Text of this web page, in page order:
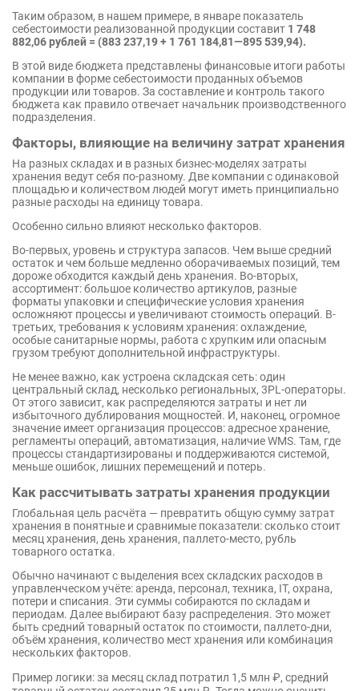
Таким образом, в нашем примере, в январе показатель
себестоимости реализованной продукции составит 1 748
882,06 рублей = (883 237,19 + 1 761 184,81—895 539,94).
В этой виде бюджета представлены финансовые итоги работы
компании в форме себестоимости проданных объемов
продукции или товаров. За составление и контроль такого
бюджета как правило отвечает начальник производственного
подразделения.
Факторы, влияющие на величину затрат хранения
На разных складах и в разных бизнес-моделях затраты
хранения ведут себя по-разному. Две компании с одинаковой
площадью и количеством людей могут иметь принципиально
разные расходы на единицу товара.
Особенно сильно влияют несколько факторов.
Во-первых, уровень и структура запасов. Чем выше средний
остаток и чем больше медленно оборачиваемых позиций, тем
дороже обходится каждый день хранения. Во-вторых,
ассортимент: большое количество артикулов, разные
форматы упаковки и специфические условия хранения
осложняют процессы и увеличивают стоимость операций. В-
третьих, требования к условиям хранения: охлаждение,
особые санитарные нормы, работа с хрупким или опасным
грузом требуют дополнительной инфраструктуры.
Не менее важно, как устроена складская сеть: один
центральный склад, несколько региональных, 3PL-операторы.
От этого зависит, как распределяются затраты и нет ли
избыточного дублирования мощностей. И, наконец, огромное
значение имеет организация процессов: адресное хранение,
регламенты операций, автоматизация, наличие WMS. Там, где
процессы стандартизированы и поддерживаются системой,
меньше ошибок, лишних перемещений и потерь.
Как рассчитывать затраты хранения продукции
Глобальная цель расчёта — превратить общую сумму затрат
хранения в понятные и сравнимые показатели: сколько стоит
месяц хранения, день хранения, паллето-место, рубль
товарного остатка.
Обычно начинают с выделения всех складских расходов в
управленческом учёте: аренда, персонал, техника, IT, охрана,
потери и списания. Эти суммы собираются по складам и
периодам. Далее выбирают базу распределения. Это может
быть средний товарный остаток по стоимости, паллето-дни,
объём хранения, количество мест хранения или комбинация
нескольких факторов.
Пример логики: за месяц склад потратил 1,5 млн ₽, средний